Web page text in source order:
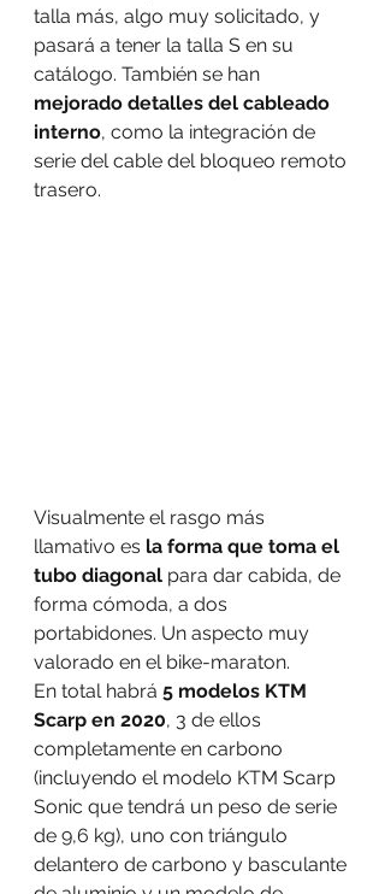
talla más, algo muy solicitado, y
pasará a tener la talla S en su
catálogo. También se han
mejorado detalles del cableado
interno, como la integración de
serie del cable del bloqueo remoto
trasero.
Visualmente el rasgo más
llamativo es la forma que toma el
tubo diagonal para dar cabida, de
forma cómoda, a dos
portabidones. Un aspecto muy
valorado en el bike-maraton.
En total habrá 5 modelos KTM
Scarp en 2020, 3 de ellos
completamente en carbono
(incluyendo el modelo KTM Scarp
Sonic que tendrá un peso de serie
de 9,6 kg), uno con triángulo
delantero de carbono y basculante